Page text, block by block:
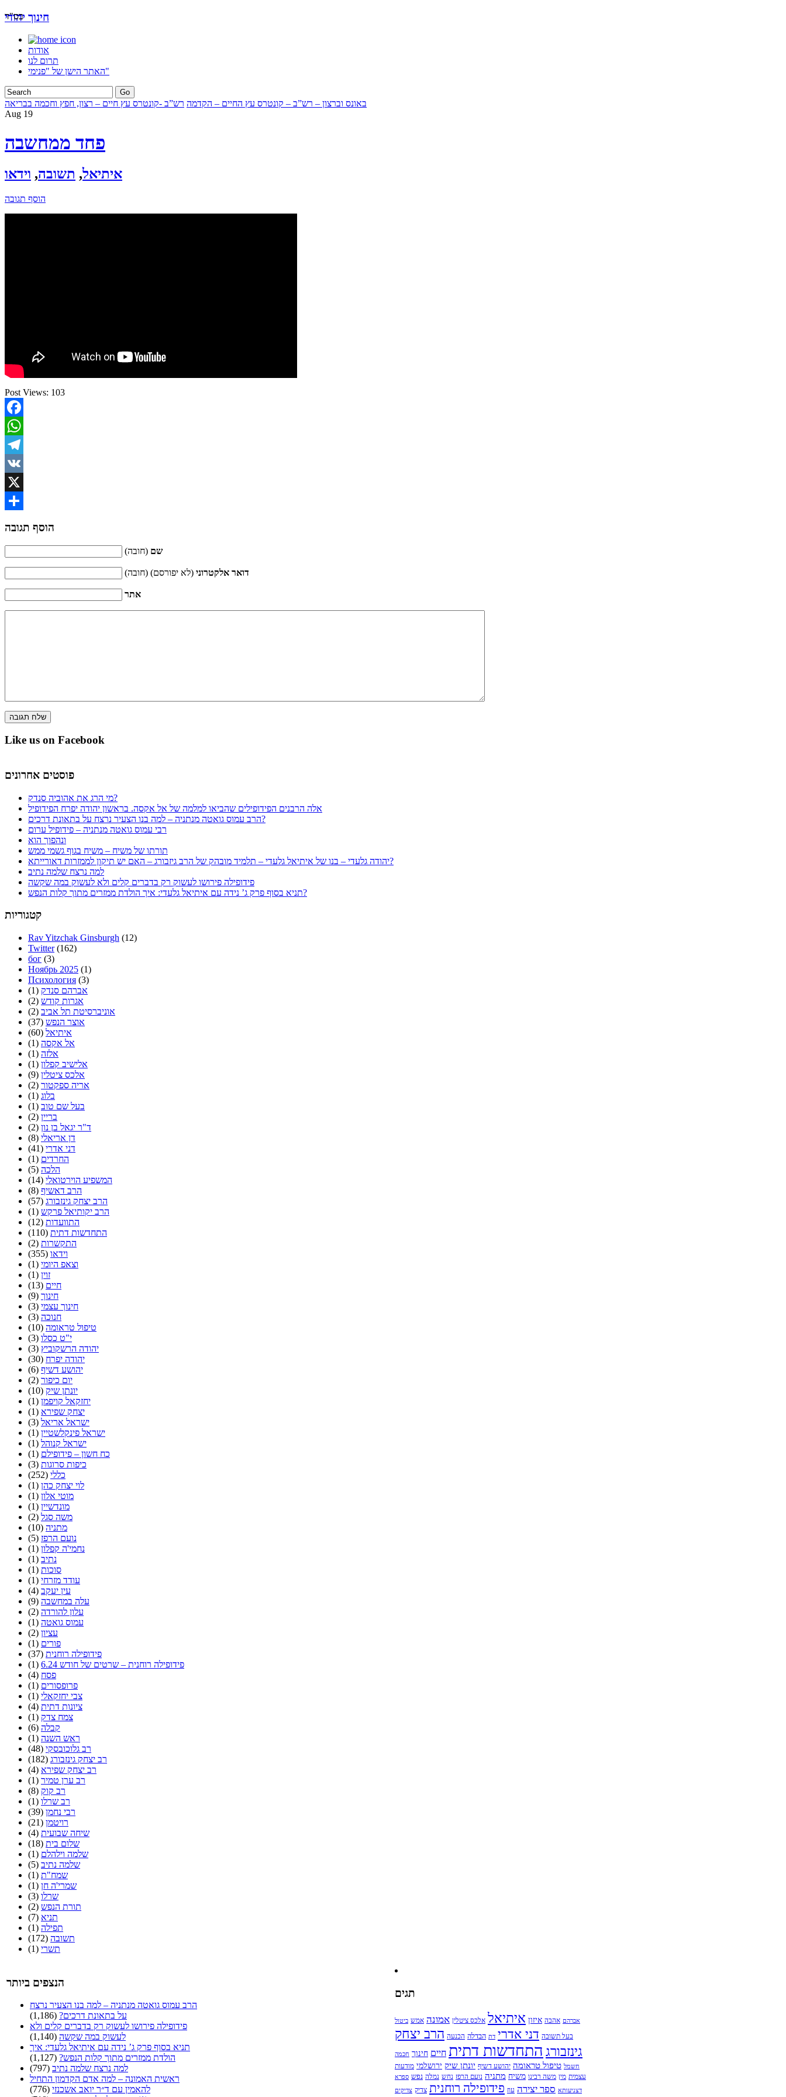
בס"ד
חינוך יהודי
אודות
תרום לנו
האתר הישן של "פנימי"
באונס וברצון – רש”ב – קונטרס עץ החיים – הקדמה רש”ב -קונטרס עץ חיים – רצון, חפץ וחכמה בבריאה
Aug 19
פחד ממחשבה
איתיאל, תשובה, וידאו
הוסף תגובה
Post Views: 103
Facebook
WhatsApp
Telegram
VK
X
הוסף תגובה
שם (חובה)
דואר אלקטרוני (לא יפורסם) (חובה)
אתר
Like us on Facebook
פוסטים אחרונים
מי הרג את אהוביה סנדק?
אלה הרבנים הפידופילים שהביאו למלמה של אל אקסה. בראשון יהודה יפרח הפידופיל
הרב עמוס גואטה מנתניה – למה בנו הצעיר נרצח על בתאונת דרכים?
רבי עמוס גואטה מנתניה – פידופיל ערום
ונהפוך הוא
תורתו של משיח – משיח בגוף גשמי ממש
יהודה גלעדי – בנו של איתיאל גלעדי – תלמיד מובהק של הרב גיזבורג – האם יש תיקון לממזרות דאורייתא?
למה נרצח שלמה נתיב
פידופילה פירושו לעשוק רק בדברים קלים ולא לעשוק במה שקשה
תניא בסוף פרק ג’ נידה עם איתיאל גלעדי: איך הולדת ממזרים מתוך קלות הנפש?
קטגוריות
Rav Yitzchak Ginsburgh (12)
Twitter(162)
бог (3)
Ноябрь 2025 (1)
Психология (3)
אברהם סנדק (1)
אגרות קודש (2)
אוניברסיטת תל אביב (2)
אוצר הנפש (37)
איתיאל (60)
אל אקסה (1)
אלזה (1)
אלישיב קפלון (1)
אלכס ציטלין (9)
אריה ספקטור (2)
בלוג (1)
בעל שם טוב (1)
בריין (2)
ד"ר יגאל בן נון (2)
דן אריאלי (8)
דני אדרי (41)
החרדים (1)
הלכה (5)
המשפיע הוירטואלי (14)
הרב דאשיף (8)
הרב יצחק גינזבורג (57)
הרב יקותיאל פרקש (1)
התוועדות (12)
התחדשות דתית (110)
התקשרות (2)
וידאו (355)
וצאפ היומי (1)
זוין (1)
חיים (13)
חינוך (9)
חינוך עצמי (3)
חנוכה (3)
טיפול טראומה (10)
י"ט כסלו (3)
יהודה הרשקוביץ (3)
יהודה יפרח (30)
יהושע דשיף (6)
יום כיפור (2)
יונתן שיק (10)
יחזקאל קויפמן (1)
יצחק שפירא (1)
ישראל אריאל (3)
ישראל פינקלשטיין (1)
ישראל קנוהל (1)
כח חשון – פידופילם (1)
כיפות סרוגות (3)
כללי (252)
לוי יצחק כהן (1)
מוטי אלון (1)
מונדשיין (1)
משה סגל (2)
מתניה (10)
נועם הרפז (5)
נחמי'ה קפלון (1)
נתיב (1)
סוכות (1)
עודד מזרחי (1)
עין יעקב (4)
עלה במחשבה (9)
עלון להורדה (2)
עמוס גואטה (1)
עציון (2)
פורים (1)
פידופילה רוחנית (37)
פידופילה רוחנית – שרטים של חודש 6.24
(1)
פסח (4)
פרופסורים (1)
צבי יחזקאלי (1)
ציונות דתית (4)
צמח צדק (1)
קבלה (6)
ראש השנה (1)
רב גלוכובסקי (48)
רב יצחק גינזבורג (182)
רב יצחק שפירא (4)
רב ערן טמיר (1)
רב קוק (8)
רב שרלו (1)
רבי נחמן (39)
רויטמן (21)
שיחה שבועית (4)
שלום בית (18)
שלמה וילהלם (1)
שלמה נתיב (5)
שמח"ת (1)
שמרי'ה חן (1)
שרלו (3)
תורת הנפש (2)
תניא (7)
תפילה (1)
תשובה (172)
תשרי (1)
הנצפים ביותר
הרב עמוס גואטה מנתניה – למה בנו הצעיר נרצח
על בתאונת דרכים? (1,186)
פידופילה פירושו לעשוק רק בדברים קלים ולא
לעשוק במה שקשה (1,140)
תניא בסוף פרק ג’ נידה עם איתיאל גלעדי: איך
הולדת ממזרים מתוך קלות הנפש? (1,127)
למה נרצח שלמה נתיב (797)
ראשית האמונה – למה אדם הקדמון התחיל
להאמין עם ד״ר יואב אשכנזי (776)
תגים
אברהם אהבה איזון איתיאל אלכס ציטלין אמונה אמש ביטול
בעל תשובה דני אדרי דת הבדלה הכנעה הרב יצחק
גינזבורג התחדשות דתית חיים חינוך חכמה
חשמל טיפול טראומה יהושע דשיף יונתן שיק ירושלמי מודעות
עצמית מין משה רבינו משיח מתניה נועם הרפז נחש נמלה נפש ספרא
דצניעותא ספר יצירה עוז פידופילה רוחנית צדיק צדיקים